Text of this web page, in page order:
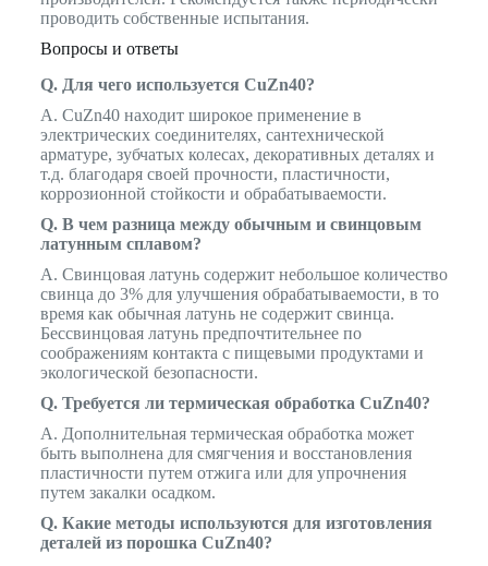
проводить собственные испытания.
Вопросы и ответы
Q. Для чего используется CuZn40?
A. CuZn40 находит широкое применение в
электрических соединителях, сантехнической
арматуре, зубчатых колесах, декоративных деталях и
т.д. благодаря своей прочности, пластичности,
коррозионной стойкости и обрабатываемости.
Q. В чем разница между обычным и свинцовым
латунным сплавом?
A. Свинцовая латунь содержит небольшое количество
свинца до 3% для улучшения обрабатываемости, в то
время как обычная латунь не содержит свинца.
Бессвинцовая латунь предпочтительнее по
соображениям контакта с пищевыми продуктами и
экологической безопасности.
Q. Требуется ли термическая обработка CuZn40?
A. Дополнительная термическая обработка может
быть выполнена для смягчения и восстановления
пластичности путем отжига или для упрочнения
путем закалки осадком.
Q. Какие методы используются для изготовления
деталей из порошка CuZn40?